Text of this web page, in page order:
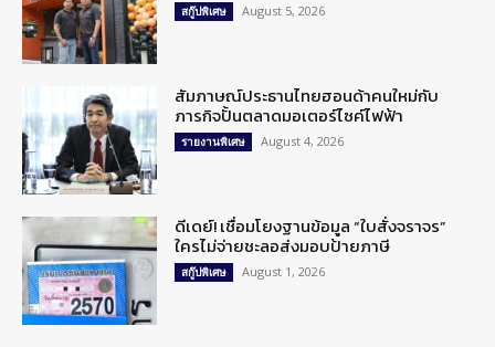
สกู๊ปพิเศษ August 5, 2026
สัมภาษณ์ประธานไทยฮอนด้าคนใหม่กับ
ภารกิจปั้นตลาดมอเตอร์ไซค์ไฟฟ้า
รายงานพิเศษ August 4, 2026
ดีเดย์! เชื่อมโยงฐานข้อมูล “ใบสั่งจราจร”
ใครไม่จ่ายชะลอส่งมอบป้ายภาษี
สกู๊ปพิเศษ August 1, 2026